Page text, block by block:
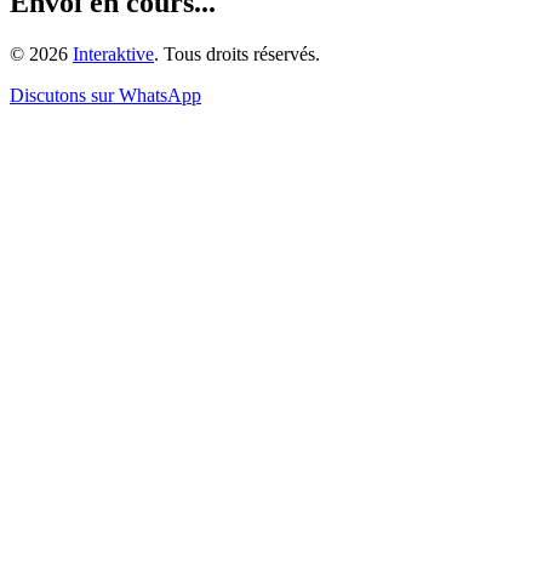
© 2026 Interaktive. Tous droits réservés.
Discutons sur WhatsApp